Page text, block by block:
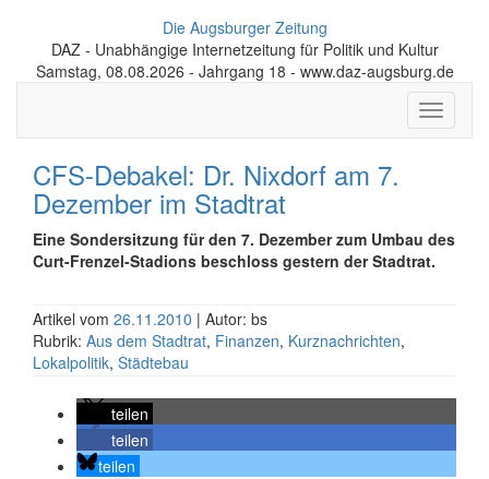
Die Augsburger Zeitung
DAZ - Unabhängige Internetzeitung für Politik und Kultur
Samstag, 08.08.2026 - Jahrgang 18 - www.daz-augsburg.de
Toggle
CFS-Debakel: Dr. Nixdorf am 7.
Dezember im Stadtrat
Eine Sondersitzung für den 7. Dezember zum Umbau des
Curt-Frenzel-Stadions beschloss gestern der Stadtrat.
Artikel vom 26.11.2010 | Autor: bs
Rubrik: Aus dem Stadtrat, Finanzen, Kurznachrichten,
Lokalpolitik, Städtebau
teilen
teilen
teilen